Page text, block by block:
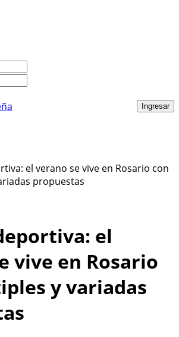
Ingresar
el verano se vive en Rosario con
propuestas
el
vive en Rosario
y variadas